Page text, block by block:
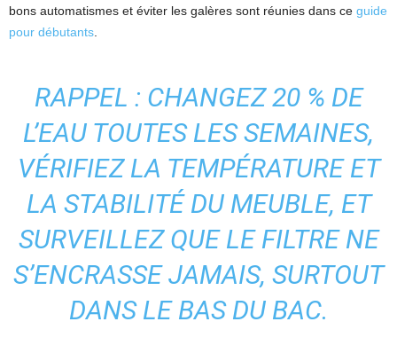
bons automatismes et éviter les galères sont réunies dans ce guide
pour débutants.
RAPPEL : CHANGEZ 20 % DE
L’EAU TOUTES LES SEMAINES,
VÉRIFIEZ LA TEMPÉRATURE ET
LA STABILITÉ DU MEUBLE, ET
SURVEILLEZ QUE LE FILTRE NE
S’ENCRASSE JAMAIS, SURTOUT
DANS LE BAS DU BAC.